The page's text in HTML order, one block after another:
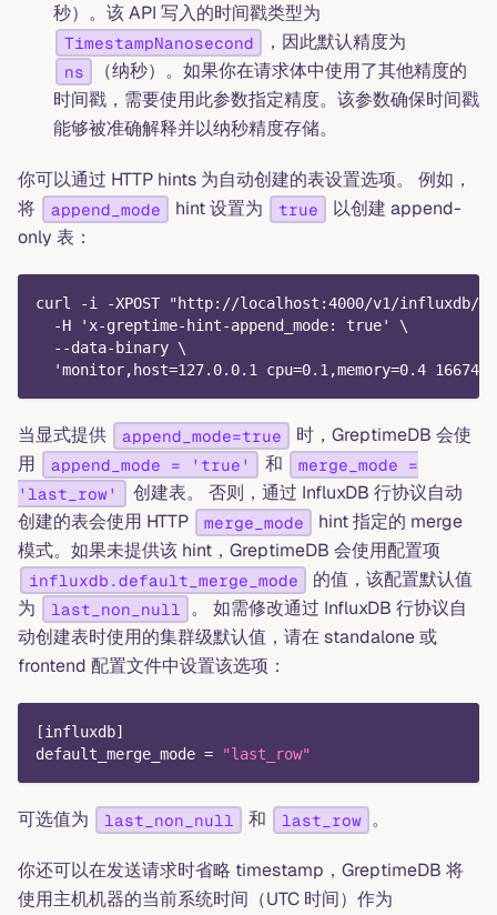
秒）。该 API 写入的时间戳类型为
TimestampNanosecond ，因此默认精度为
ns
（纳秒）。如果你在请求体中使用了其他精度的
时间戳，需要使用此参数指定精度。该参数确保时间戳
能够被准确解释并以纳秒精度存储。
你可以通过 HTTP hints 为自动创建的表设置选项。 例如，
将
append_mode hint 设置为 true
以创建 append-
only 表：
curl -i -XPOST "http://localhost:4000/v1/influxdb/
  -H 'x-greptime-hint-append_mode: true' \
  --data-binary \
'monitor,host=127.0.0.1 cpu=0.1,memory=0.4
当显式提供 append_mode=true
时，GreptimeDB 会使
用
append_mode = 'true' 和
merge_mode =
'last_row'
创建表。 否则，通过 InfluxDB 行协议自动
创建的表会使用 HTTP
merge_mode
hint 指定的 merge
模式。如果未提供该 hint，GreptimeDB 会使用配置项
influxdb.default_merge_mode
的值，该配置默认值
为
last_non_null
。 如需修改通过 InfluxDB 行协议自
动创建表时使用的集群级默认值，请在 standalone 或
frontend 配置文件中设置该选项：
[influxdb]
default_merge_mode = "last_row"
可选值为 last_non_null 和 last_row 。
你还可以在发送请求时省略 timestamp，GreptimeDB 将
使用主机机器的当前系统时间（UTC 时间）作为